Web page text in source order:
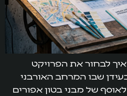
לבחור את הפרויקט
שבו המרחב האורבני
של מבני בטון אפורים